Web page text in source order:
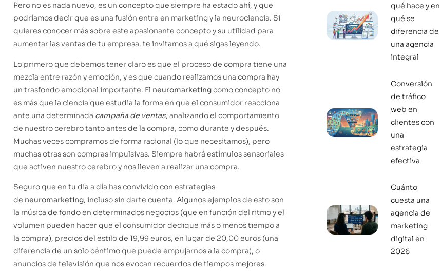
Pero no es nada nuevo, es un concepto que siempre ha estado ahí, y que
podríamos decir que es una fusión entre en marketing y la neurociencia. Si
quieres conocer más sobre este apasionante concepto y su utilidad para
aumentar las ventas de tu empresa, te invitamos a qué sigas leyendo.
Lo primero que debemos tener claro es que el proceso de compra tiene una
mezcla entre razón y emoción, y es que cuando realizamos una compra hay
un trasfondo emocional importante. El neuromarketingcomo concepto no
es más que la ciencia que estudia la forma en que el consumidor reacciona
ante una determinada campaña de ventas, analizando el comportamiento
de nuestro cerebro tanto antes de la compra, como durante y después.
Muchas veces compramos de forma racional (lo que necesitamos), pero
muchas otras son compras impulsivas. Siempre habrá estímulos sensoriales
que activen nuestro cerebro y nos lleven a realizar una compra.
Seguro que en tu día a día has convivido con estrategias
de neuromarketing, incluso sin darte cuenta. Algunos ejemplos de esto son
la música de fondo en determinados negocios (que en función del ritmo y el
volumen pueden hacer que el consumidor dedique más o menos tiempo a
la compra), precios del estilo de 19,99 euros, en lugar de 20,00 euros (una
diferencia de un solo céntimo que puede empujarnos a la compra), o
anuncios de televisión que nos evocan recuerdos de tiempos mejores.
qué hace y en
qué se
diferencia de
una agencia
integral
Conversión
de tráfico
web en
clientes con
una
estrategia
efectiva
Cuánto
cuesta una
agencia de
marketing
digital en
2026